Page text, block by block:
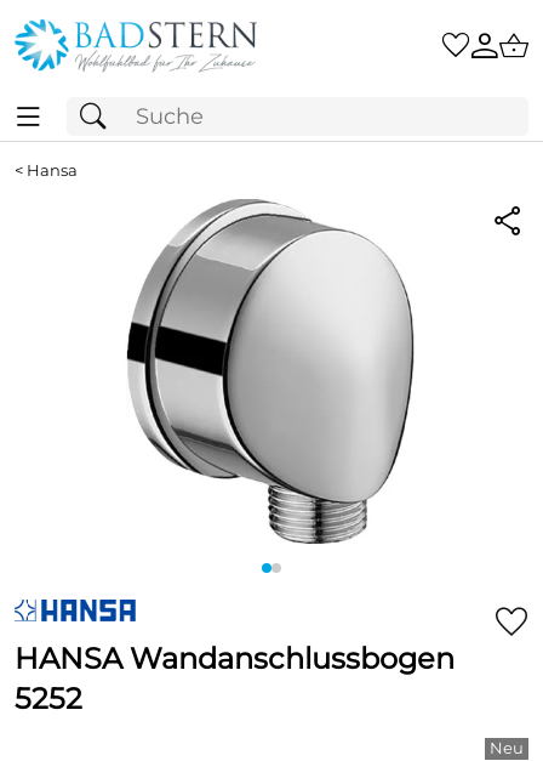
< Hansa
HANSA Wandanschlussbogen
5252